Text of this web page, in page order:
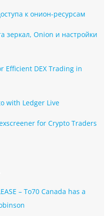
к онион-ресурсам
зеркал, Onion и настройки
Efficient DEX Trading in
with Ledger Live
for Crypto Traders
– To70 Canada has a